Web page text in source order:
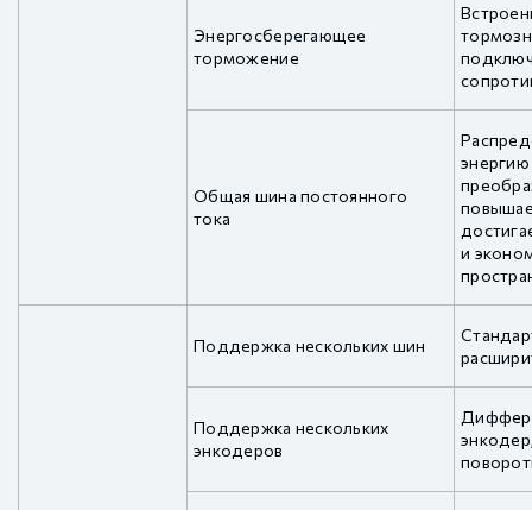
Энергосберегающее
торможение
Общая шина постоянного
тока
и
Поддержка нескольких шин
Поддержка нескольких
энкодеров